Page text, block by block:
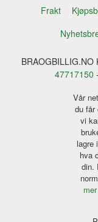
Frakt
47717150
Vår
du får
vi
lagre
hva
din.
mer